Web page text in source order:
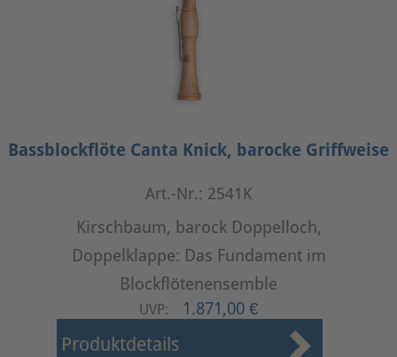
Bassblockflöte Canta Knick, barocke Griffweise
Art.-Nr.: 2541K
Kirschbaum, barock Doppelloch,
Doppelklappe: Das Fundament im
Blockflötenensemble
UVP: 1.871,00 €
Produktdetails